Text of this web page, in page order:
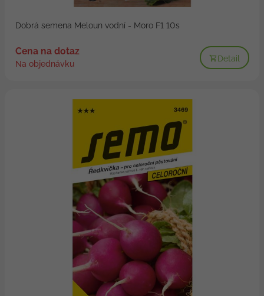
Dobrá semena Meloun vodní - Moro F1 10s
Cena na dotaz
Na objednávku
Detail